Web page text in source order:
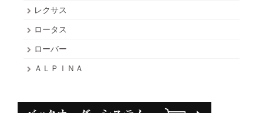
レクサス
ロータス
ローバー
ＡＬＰＩＮＡ